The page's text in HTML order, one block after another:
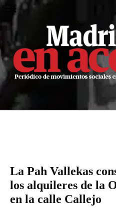
La Pah Vallekas
los alquileres de la
en la calle Callejo